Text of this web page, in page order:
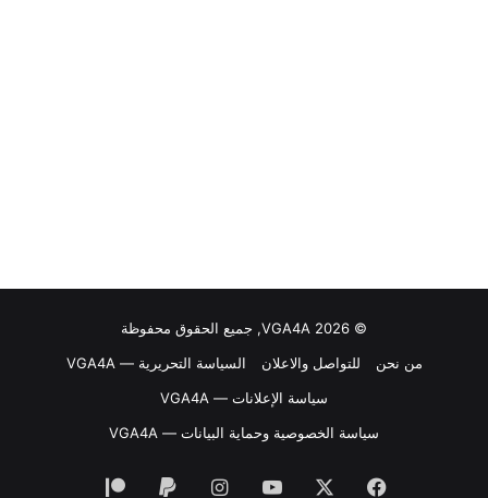
© VGA4A 2026, جميع الحقوق محفوظة
من نحن
للتواصل والاعلان
السياسة التحريرية — VGA4A
سياسة الإعلانات — VGA4A
سياسة الخصوصية وحماية البيانات — VGA4A
فيسبوك ‫YouTubeانستقرام
‏Paypal
‫Patreon